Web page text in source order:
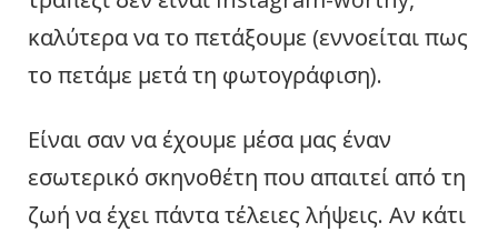
καλύτερα να το πετάξουμε (εννοείται πως
το πετάμε μετά τη φωτογράφιση).
Είναι σαν να έχουμε μέσα μας έναν
εσωτερικό σκηνοθέτη που απαιτεί από τη
ζωή να έχει πάντα τέλειες λήψεις. Αν κάτι